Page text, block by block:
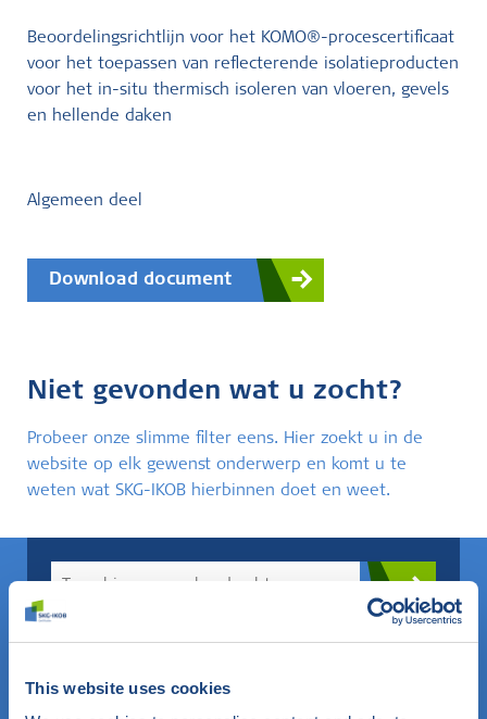
This website uses cookies
Beoordelingsrichtlijn voor het KOMO®-procescertificaat
voor het toepassen van reflecterende isolatieproducten
voor het in-situ thermisch isoleren van vloeren, gevels
en hellende daken
Algemeen deel
Download document
Niet gevonden wat u zocht?
Probeer onze slimme filter eens. Hier zoekt u in de
website op elk gewenst onderwerp en komt u te
weten wat SKG-IKOB hierbinnen doet en weet.